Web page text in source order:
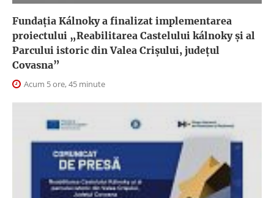
Fundația Kálnoky a finalizat implementarea
proiectului „Reabilitarea Castelului kálnoky și al
Parcului istoric din Valea Crișului, județul
Covasna”
Acum 5 ore, 45 minute